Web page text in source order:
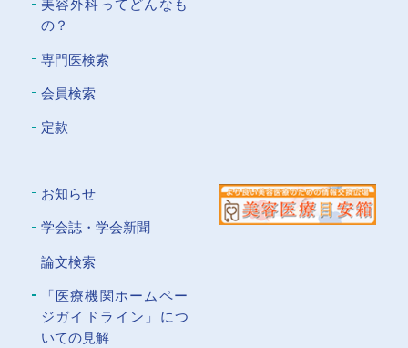
美容外科ってどんなも
の？
専門医検索
会員検索
定款
お知らせ
学会誌・学会新聞
論文検索
「医療機関ホームペー
ジガイドライン」につ
いての⾒解